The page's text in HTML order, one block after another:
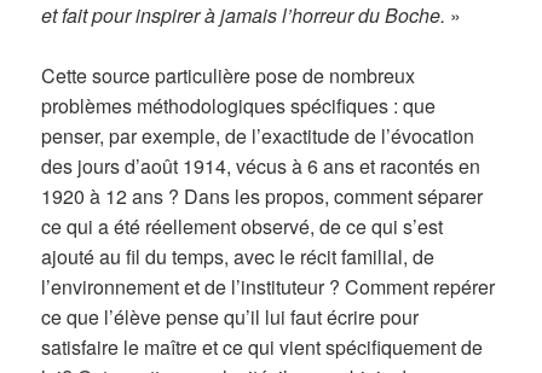
et fait pour inspirer à jamais l’horreur du Boche. »
Cette source particulière pose de nombreux
problèmes méthodologiques spécifiques : que
penser, par exemple, de l’exactitude de l’évocation
des jours d’août 1914, vécus à 6 ans et racontés en
1920 à 12 ans ? Dans les propos, comment séparer
ce qui a été réellement observé, de ce qui s’est
ajouté au fil du temps, avec le récit familial, de
l’environnement et de l’instituteur ? Comment repérer
ce que l’élève pense qu’il lui faut écrire pour
satisfaire le maître et ce qui vient spécifiquement de